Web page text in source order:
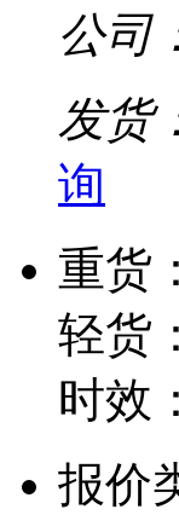
公司
发货
询
重货
轻货
时效
报价